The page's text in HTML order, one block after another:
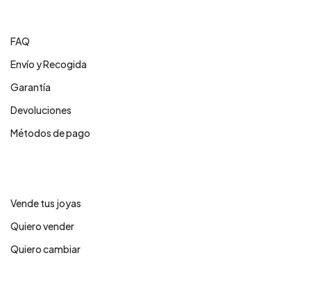
FAQ
Envío y Recogida
Garantía
Devoluciones
Métodos de pago
Vende tus joyas
Quiero vender
Quiero cambiar